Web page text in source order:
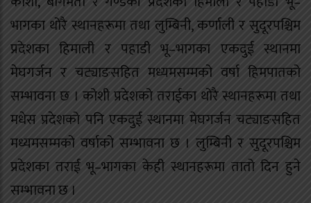
भागका थोरै स्थानहरूमा तथा लुम्बिनी, कर्णाली र सुदूरपश्चिम
प्रदेशका हिमाली र पहाडी भू–भागका एकदुई स्थानमा
मेघगर्जन र चट्याङसहित मध्यमसम्मको वर्षा हिमपातको
सम्भावना छ । कोशी प्रदेशको तराईका थोरै स्थानहरूमा तथा
मधेस प्रदेशको पनि एकदुई स्थानमा मेघगर्जन चट्याङसहित
मध्यमसम्मको वर्षाको सम्भावना छ । लुम्बिनी र सुदूरपश्चिम
प्रदेशका तराई भू–भागका केही स्थानहरूमा तातो दिन हुने
सम्भावना छ ।